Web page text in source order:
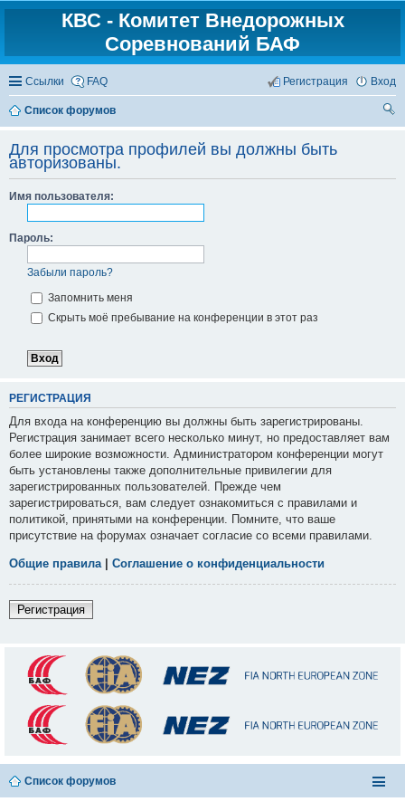
КВС - Комитет Внедорожных
Соревнований БАФ
Ссылки FAQ Вход
Регистрация
Список форумов
Для просмотра профилей вы должны быть
авторизованы.
Имя пользователя:
Пароль:
Забыли пароль?
Запомнить меня
Скрыть моё пребывание на конференции в этот раз
РЕГИСТРАЦИЯ
Для входа на конференцию вы должны быть зарегистрированы.
Регистрация занимает всего несколько минут, но предоставляет вам
более широкие возможности. Администратором конференции могут
быть установлены также дополнительные привилегии для
зарегистрированных пользователей. Прежде чем
зарегистрироваться, вам следует ознакомиться с правилами и
политикой, принятыми на конференции. Помните, что ваше
присутствие на форумах означает согласие со всеми правилами.
Общие правила| Соглашение о конфиденциальности
Регистрация
Список форумов